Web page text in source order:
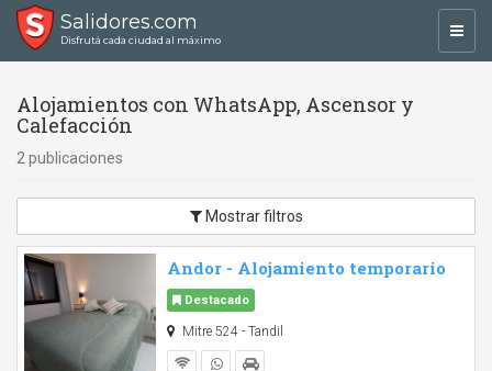
Salidores.com
Disfrutá cada ciudad al máximo
Alojamientos con WhatsApp, Ascensor y
Calefacción
2 publicaciones
Mostrar filtros
Andor - Alojamiento temporario
Destacado
Mitre 524 - Tandil